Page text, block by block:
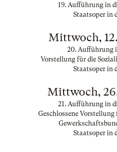
19. Aufführung in
Staatsoper in
Mittwoch,
20. Aufführung in
Vorstellung für die
Staatsoper in
Mittwoch,
21. Aufführung in
Geschlossene
Staatsoper in